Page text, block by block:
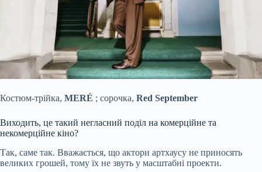
Костюм-трійка, MERÉ ; сорочка, Red September
Виходить, це такий негласний поділ на комерційне та
некомерційне кіно?
Так, саме так. Вважається, що актори артхаусу не приносять
великих грошей, тому їх не звуть у масштабні проекти.